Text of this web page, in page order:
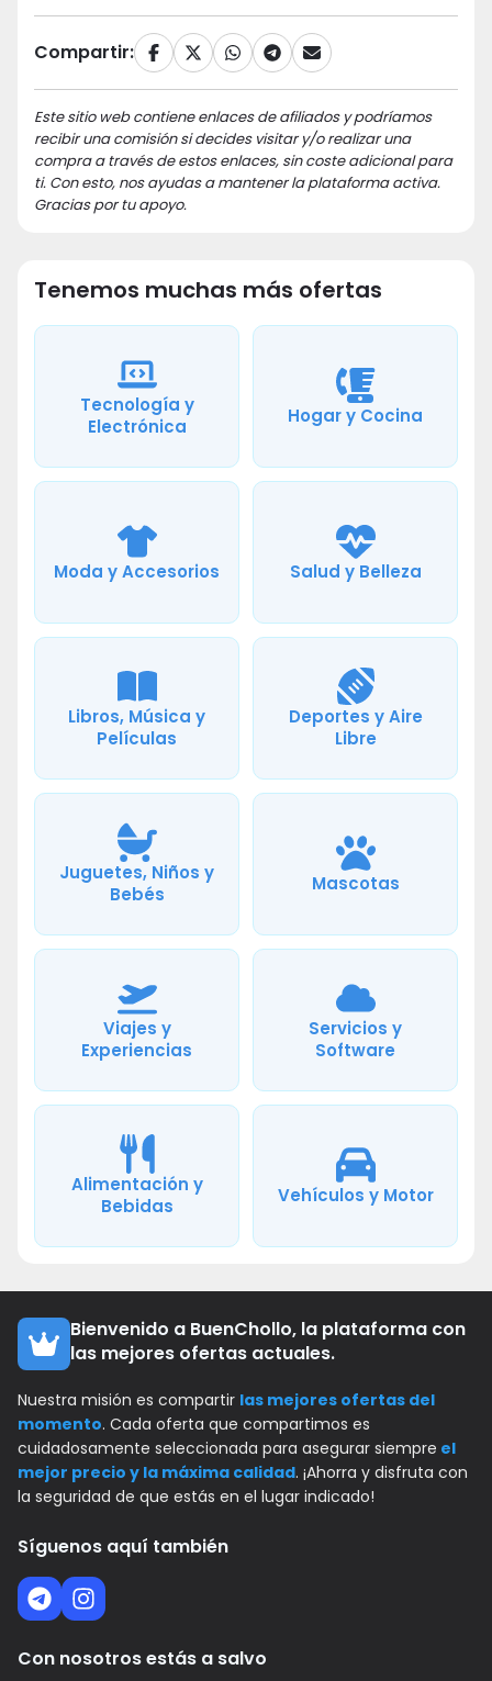
Compartir:
Este sitio web contiene enlaces de afiliados y podríamos
recibir una comisión si decides visitar y/o realizar una
compra a través de estos enlaces, sin coste adicional para
ti. Con esto, nos ayudas a mantener la plataforma activa.
Gracias por tu apoyo.
Tenemos muchas más ofertas
Tecnología y
Electrónica
Hogar y Cocina
Moda y Accesorios Salud y Belleza
Libros, Música y
Películas
Deportes y Aire
Libre
Juguetes, Niños y
Bebés
Mascotas
Viajes y
Experiencias
Servicios y
Software
Alimentación y
Bebidas
Vehículos y Motor
Bienvenido a BuenChollo, la plataforma con
las mejores ofertas actuales.
Nuestra misión es compartir las mejores ofertas del
momento. Cada oferta que compartimos es
cuidadosamente seleccionada para asegurar siempre el
mejor precio y la máxima calidad. ¡Ahorra y disfruta con
la seguridad de que estás en el lugar indicado!
Síguenos aquí también
Con nosotros estás a salvo